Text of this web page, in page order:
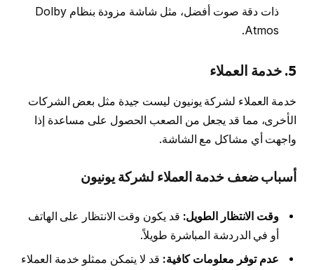
ذات دقة صوت أفضل، مثل شاشة مزودة بنظام Dolby
Atmos.
5. خدمة العملاء
خدمة العملاء لشركة يونيون ليست جيدة مثل بعض الشركات
الأخرى، مما قد يجعل من الصعب الحصول على مساعدة إذا
واجهت أي مشاكل مع الشاشة.
أسباب ضعف خدمة العملاء لشركة يونيون
وقت الانتظار الطويل: قد يكون وقت الانتظار على الهاتف
أو في الدردشة المباشرة طويلاً.
عدم توفر معلومات كافية: قد لا يتمكن ممثلو خدمة العملاء